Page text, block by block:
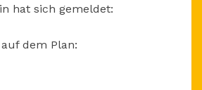
UHR
hat sich gemeldet:
dem Plan: